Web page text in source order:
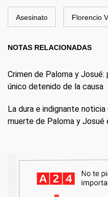
Asesinato Florencio
NOTAS RELACIONADAS
Crimen de Paloma y
único detenido de la causa
La dura e indignante
muerte de Paloma y Josué